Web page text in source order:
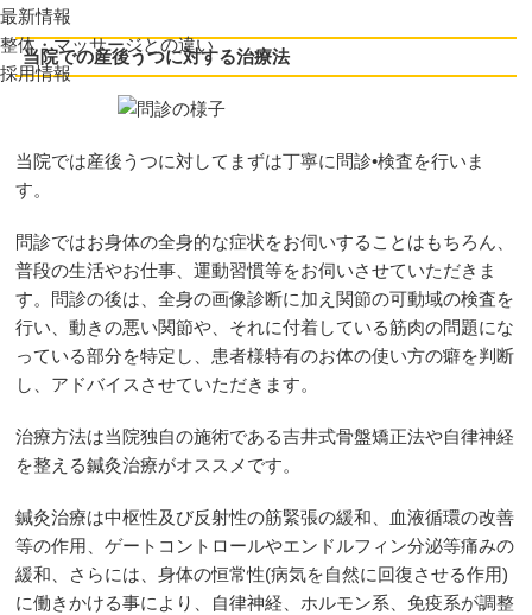
最新情報
整体・マッサージとの違い
採用情報
当院での産後うつに対する治療法
当院では産後うつに対してまずは丁寧に問診•検査を行いま
す。
問診ではお身体の全身的な症状をお伺いすることはもちろん、
普段の生活やお仕事、運動習慣等をお伺いさせていただきま
す。問診の後は、全身の画像診断に加え関節の可動域の検査を
行い、動きの悪い関節や、それに付着している筋肉の問題にな
っている部分を特定し、患者様特有のお体の使い方の癖を判断
し、アドバイスさせていただきます。
治療方法は当院独自の施術である吉井式骨盤矯正法や自律神経
を整える鍼灸治療がオススメです。
鍼灸治療は中枢性及び反射性の筋緊張の緩和、血液循環の改善
等の作用、ゲートコントロールやエンドルフィン分泌等痛みの
緩和、さらには、身体の恒常性(病気を自然に回復させる作用)
に働きかける事により、自律神経、ホルモン系、免疫系が調整